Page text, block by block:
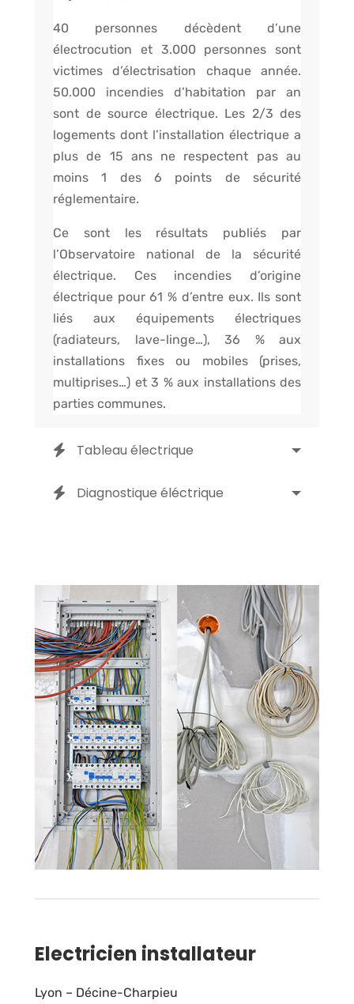
40 personnes décèdent d’une
électrocution et 3.000 personnes sont
victimes d’électrisation chaque année.
50.000 incendies d’habitation par an
sont de source électrique. Les 2/3 des
logements dont l’installation électrique a
plus de 15 ans ne respectent pas au
moins 1 des 6 points de sécurité
réglementaire.
Ce sont les résultats publiés par
l’Observatoire national de la sécurité
électrique. Ces incendies d’origine
électrique pour 61 % d’entre eux. Ils sont
liés aux équipements électriques
(radiateurs, lave-linge…), 36 % aux
installations fixes ou mobiles (prises,
multiprises…) et 3 % aux installations des
parties communes.
Tableau électrique
Diagnostique éléctrique
Electricien installateur
Lyon – Décine-Charpieu